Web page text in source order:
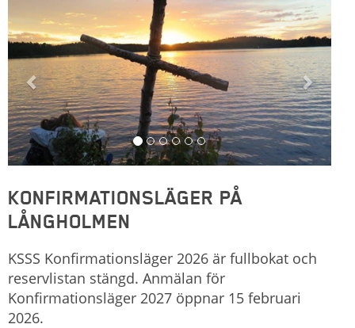
KONFIRMATIONSLÄGER PÅ
LÅNGHOLMEN
KSSS Konfirmationsläger 2026 är fullbokat och
reservlistan stängd. Anmälan för
Konfirmationsläger 2027 öppnar 15 februari
2026.